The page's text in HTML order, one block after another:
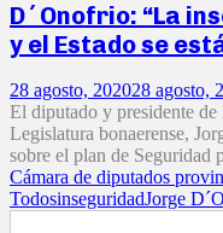
D´Onofrio: “La
y el Estado se
28 agosto, 202028 agosto,
El diputado y presidente
Legislatura bonaerense,
sobre el plan de Seguridad
Cámara de diputados
TodosinseguridadJorge